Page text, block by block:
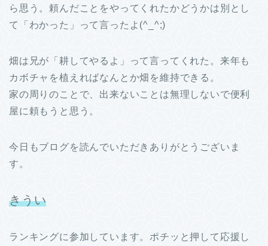
ら思う。頼んだことをやってくれたかどうかは別とし
て「わかった」って言ったよ(^_^;)
畑は兄が「耕してやるよ」って言ってくれた。来年も
カボチャを植えればなんとか畑を維持できる。
家の周りのことで、出来ないことは無理しないで便利
屋に頼もうと思う。
今日もブログを読んでいただきありがとうございま
す。
きうい
ランキングに参加しています。ポチッと押して応援し